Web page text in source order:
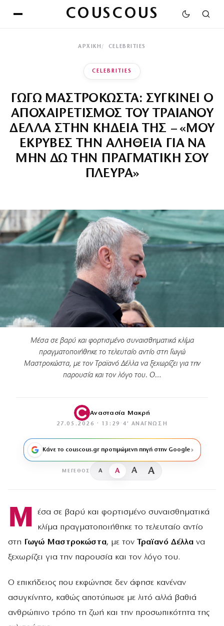
COUSCOUS
ΑΡΧΙΚΉ CELEBRITIES
CELEBRITIES
ΓΩΓΩ ΜΑΣΤΡΟΚΩΣΤΑ: ΣΥΓΚΙΝΕΙ Ο
ΑΠΟΧΑΙΡΕΤΙΣΜΟΣ ΤΟΥ ΤΡΑΙΑΝΟΥ
ΔΕΛΛΑ ΣΤΗΝ ΚΗΔΕΙΑ ΤΗΣ – «ΜΟΥ
ΕΚΡΥΒΕΣ ΤΗΝ ΑΛΗΘΕΙΑ ΓΙΑ ΝΑ
ΜΗΝ ΔΩ ΤΗΝ ΠΡΑΓΜΑΤΙΚΗ ΣΟΥ
ΠΛΕΥΡΑ»
Μέσα σε βαρύ και φορτισμένο συναισθηματικά κλίμα
πραγματοποιήθηκε το τελευταίο αντίο στη Γωγώ
Μαστροκώστα, με τον Τραϊανό Δέλλα να ξεχωρίζει για την
παρουσία και τον λόγο του. Ο…
Αναστασία Μακρή
27.05.2026 · 13:29 · 4′ ΑΝΆΓΝΩΣΗ
Κάνε το couscous.gr προτιμώμενη πηγή στην Google
ΜΈΓΕΘΟΣ A A A A
Μ
έσα σε βαρύ και φορτισμένο συναισθηματικά
κλίμα πραγματοποιήθηκε το τελευταίο αντίο
στη Γωγώ Μαστροκώστα, με τον Τραϊανό Δέλλα να
ξεχωρίζει για την παρουσία και τον λόγο του.
Ο επικήδειος που εκφώνησε δεν άφησε κανέναν
ασυγκίνητο, καθώς αποτύπωσε με λιτό αλλά βαθιά
ανθρώπινο τρόπο τη ζωή και την προσωπικότητα της